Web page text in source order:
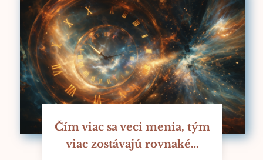
Čím viac sa veci menia, tým
viac zostávajú rovnaké…